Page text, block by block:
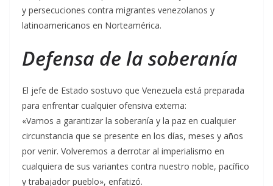
y persecuciones contra migrantes venezolanos y
latinoamericanos en Norteamérica.
Defensa de la soberanía
El jefe de Estado sostuvo que Venezuela está preparada
para enfrentar cualquier ofensiva externa:
«Vamos a garantizar la soberanía y la paz en cualquier
circunstancia que se presente en los días, meses y años
por venir. Volveremos a derrotar al imperialismo en
cualquiera de sus variantes contra nuestro noble, pacífico
y trabajador pueblo», enfatizó.